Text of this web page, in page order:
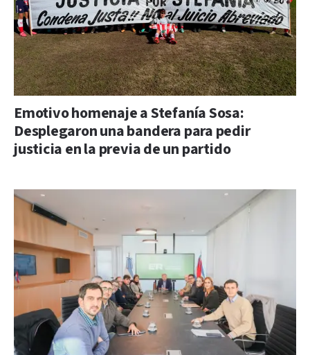
Emotivo homenaje a Stefanía Sosa:
Desplegaron una bandera para pedir
justicia en la previa de un partido